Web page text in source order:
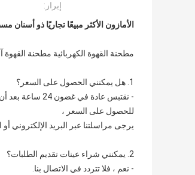
إبراز:
الأمازون الأكثر مبيعًا تجاريًا ذو
مطحنة القهوة الكهربائية مطحنة
1. هل يمكنني الحصول على السعر؟
- نقتبس عادة
للحصول على السعر ،
يرجى مراسلتنا عبر البريد
2. يمكنني شراء عينات تقديم الطلبات؟
- نعم ، فلا تتردد في الاتصال بنا.